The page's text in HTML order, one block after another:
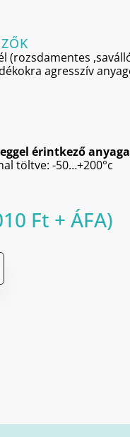
(rozsdamentes
agresszív
érintkező anyaga
töltve: -50…+200°c
Ft + ÁFA)